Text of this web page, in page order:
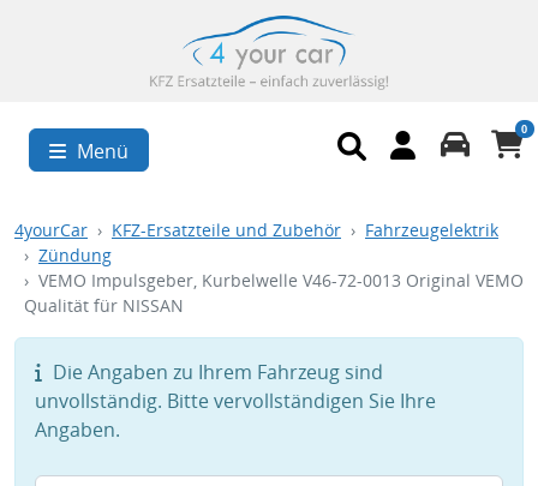
Menü
0
4yourCar KFZ-Ersatzteile und Zubehör
Fahrzeugelektrik
Zündung
VEMO Impulsgeber, Kurbelwelle V46-72-0013 Original VEMO
Qualität für NISSAN
Die Angaben zu Ihrem Fahrzeug sind
unvollständig. Bitte vervollständigen Sie Ihre
Angaben.